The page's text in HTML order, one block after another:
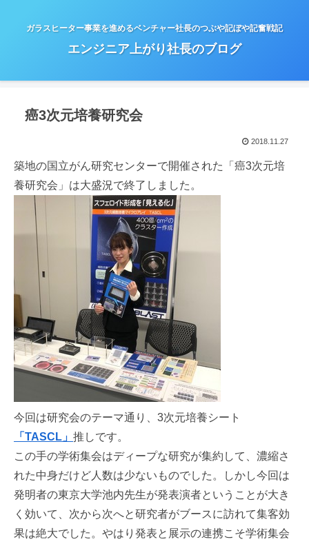
ガラスヒーター事業を進めるベンチャー社長のつぶや記ぼや記奮戦記
エンジニア上がり社長のブログ
癌3次元培養研究会
2018.11.27
築地の国立がん研究センターで開催された「癌3次元培
養研究会」は大盛況で終了しました。
今回は研究会のテーマ通り、3次元培養シート
「TASCL」 推しです。
この手の学術集会はディープな研究が集約して、濃縮さ
れた中身だけど人数は少ないものでした。しかし今回は
発明者の東京大学池内先生が発表演者ということが大き
く効いて、次から次へと研究者がブースに訪れて集客効
果は絶大でした。やはり発表と展示の連携こそ学術集会